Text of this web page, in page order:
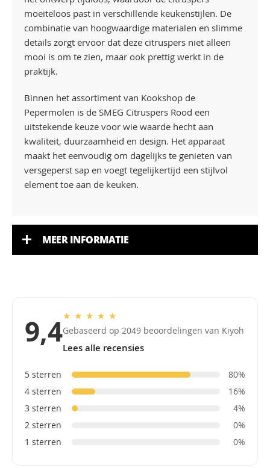
moeiteloos past in verschillende keukenstijlen. De
combinatie van hoogwaardige materialen en slimme
details zorgt ervoor dat deze citruspers niet alleen
mooi is om te zien, maar ook prettig werkt in de
praktijk.
Binnen het assortiment van Kookshop de
Pepermolen is de SMEG Citruspers Rood een
uitstekende keuze voor wie waarde hecht aan
kwaliteit, duurzaamheid en design. Het apparaat
maakt het eenvoudig om dagelijks te genieten van
versgeperst sap en voegt tegelijkertijd een stijlvol
element toe aan de keuken.
MEER INFORMATIE
9,4★ ★ ★ ★ ★
Gebaseerd op 2049 beoordelingen van Kiyoh
Lees alle recensies
5 sterren
80%
4 sterren
16%
3 sterren
4%
2 sterren
0%
1 sterren
0%